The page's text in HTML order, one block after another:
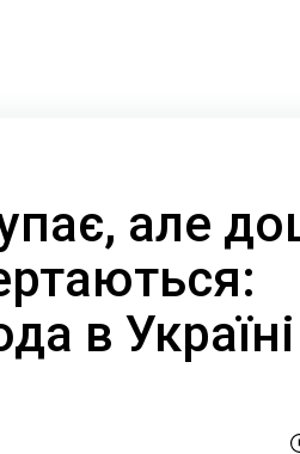
але
в Україні